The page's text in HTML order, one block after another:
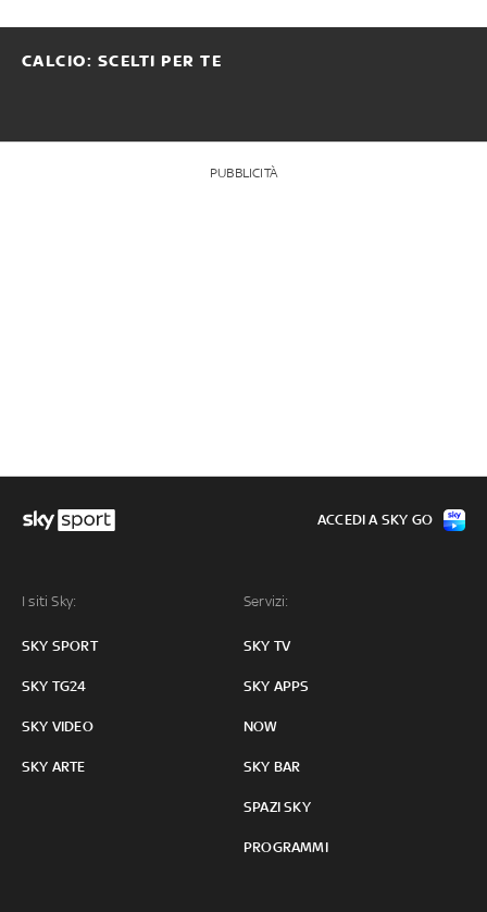
CALCIO: SCELTI PER TE
PUBBLICITÀ
I siti Sky:
SKY SPORT
SKY TG24
SKY VIDEO
SKY ARTE
Servizi:
SKY TV
SKY APPS
NOW
SKY BAR
SPAZI SKY
PROGRAMMI
ACCEDI A SKY GO